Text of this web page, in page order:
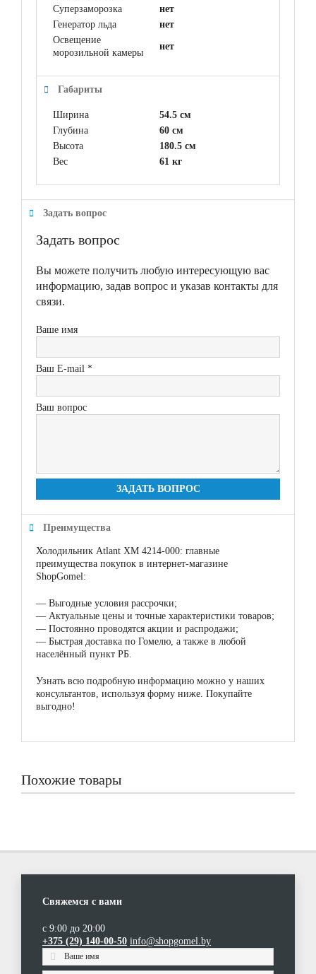
Суперзаморозка
нет
Генератор льда
нет
Освещение
морозильной камеры
нет
Габариты
Ширина
54.5 см
Глубина
60 см
Высота
180.5 см
Вес
61 кг
Задать вопрос
Задать вопрос
Вы можете получить любую интересующую вас
информацию, задав вопрос и указав контакты для
связи.
Ваше имя
Ваш E-mail *
Ваш вопрос
ЗАДАТЬ ВОПРОС
Преимущества
Холодильник Atlant ХМ 4214-000: главные
преимущества покупок в интернет-магазине
ShopGomel:
— Выгодные условия рассрочки;
— Актуальные цены и точные характеристики товаров;
— Постоянно проводятся акции и распродажи;
— Быстрая доставка по Гомелю, а также в любой
населённый пункт РБ.
Узнать всю подробную информацию можно у наших
консультантов, используя форму ниже. Покупайте
выгодно!
Похожие товары
Холодильник Atlant MXM-2835-08
Холодильник Atlant МХМ 2835-95
Холодильник-морозильник Atlant ХМ 2819-90
Холодильник-морозильник Atlant ХМ 4709-100
Свяжемся с вами
с 9:00 до 20:00
+375 (29) 140-00-50 info@shopgomel.by